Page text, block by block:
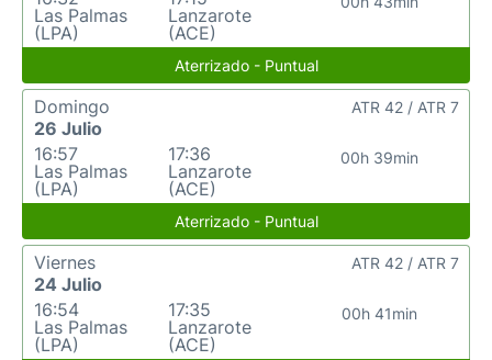
Las Palmas
(LPA)
Lanzarote
(ACE)
Aterrizado - Puntual
Domingo
26 Julio
16:57
Las Palmas
(LPA)
17:36
Lanzarote
(ACE)
00h 39min
ATR 42 / ATR 7
Aterrizado - Puntual
Viernes
24 Julio
16:54
Las Palmas
(LPA)
17:35
Lanzarote
(ACE)
00h 41min
ATR 42 / ATR 7